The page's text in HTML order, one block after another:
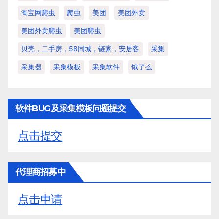
淘宝网爬虫 爬虫 美团 美团外卖
美团外卖爬虫 美团爬虫
贝壳，二手房，58同城，链家，安居客 采集
采集器 采集模板 采集软件 饿了么
软件BUG及采集模板问题提交
点击提交
代理商招募中
点击申请